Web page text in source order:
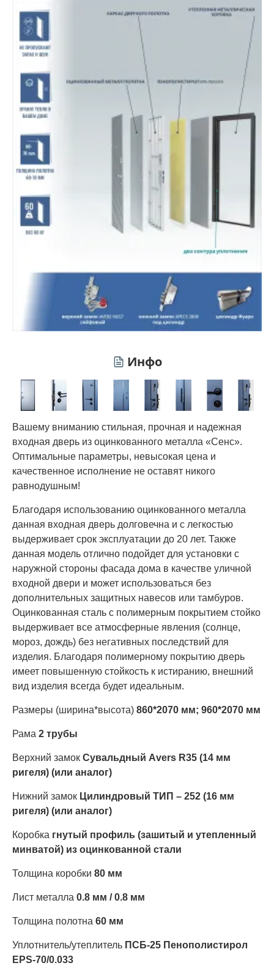
Инфо
Вашему вниманию стильная, прочная и надежная
входная дверь из оцинкованного металла «Сенс».
Оптимальные параметры, невысокая цена и
качественное исполнение не оставят никого
равнодушным!
Благодаря использованию оцинкованного металла
данная входная дверь долговечна и с легкостью
выдерживает срок эксплуатации до 20 лет. Также
данная модель отлично подойдет для установки с
наружной стороны фасада дома в качестве уличной
входной двери и может использоваться без
дополнительных защитных навесов или тамбуров.
Оцинкованная сталь с полимерным покрытием стойко
выдерживает все атмосферные явления (солнце,
мороз, дождь) без негативных последствий для
изделия. Благодаря полимерному покрытию дверь
имеет повышенную стойкость к истиранию, внешний
вид изделия всегда будет идеальным.
Размеры (ширина*высота) 860*2070 мм; 960*2070 мм
Рама 2 трубы
Верхний замок Сувальдный Аvers R35 (14 мм
ригеля) (или аналог)
Нижний замок Цилиндровый ТИП – 252 (16 мм
ригеля) (или аналог)
Коробка гнутый профиль (зашитый и утепленный
минватой) из оцинкованной стали
Толщина коробки 80 мм
Лист металла 0.8 мм / 0.8 мм
Толщина полотна 60 мм
Уплотнитель/утеплитель ПСБ-25 Пенополистирол
EPS-70/0.033